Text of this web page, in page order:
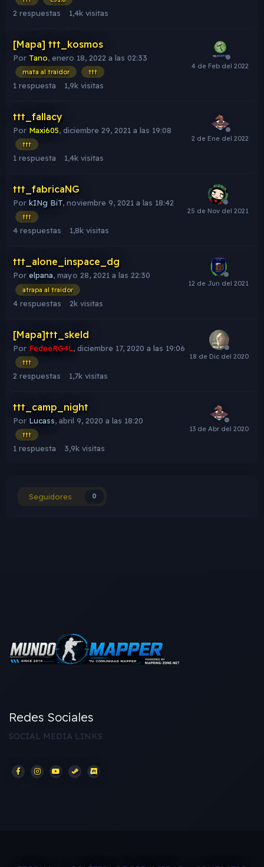
2 respuestas 1,4k visitas
[Mapa] ttt_kosmos
Por Tano, enero 18, 2022 a las 02:33
mata al traidor ttt
1 respuesta 1,9k visitas
ttt_fallacy
Por Maxi605, diciembre 29, 2021 a las 19:08
ttt
1 respuesta 1,4k visitas
ttt_fabricaNG
Por kINg BiT, noviembre 9, 2021 a las 18:42
ttt
4 respuestas 1,8k visitas
ttt_alone_inspace_dg
Por elpana, mayo 28, 2021 a las 22:30
atrapa al traidor
4 respuestas 2k visitas
[Mapa]ttt_skeld
Por FedeeRG4L, diciembre 17, 2020 a las 19:06
ttt
2 respuestas 1,7k visitas
ttt_camp_night
Por Lucass, abril 9, 2020 a las 18:20
ttt
1 respuesta 3,9k visitas
Seguidores 0
Redes Sociales
SOCIAL MEDIA LINKS